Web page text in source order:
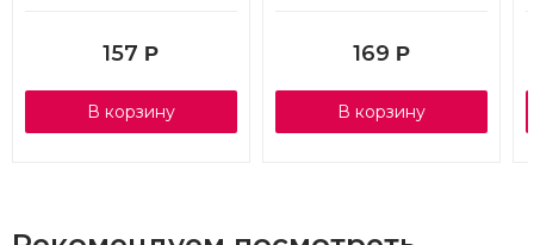
157 Р
В корзину
169 Р
В корзину